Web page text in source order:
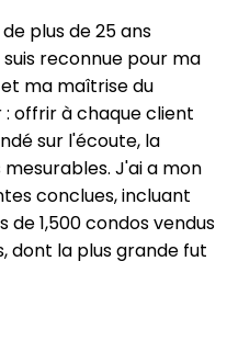
plus de 25 ans
reconnue pour ma
ma maîtrise du
offrir à chaque client
sur l'écoute, la
J'ai a mon
conclues, incluant
1,500 condos vendus
dont la plus grande fut